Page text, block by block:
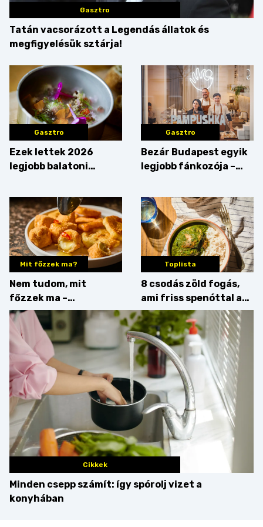
Gasztro
Tatán vacsorázott a Legendás állatok és
megfigyelésük sztárja!
Gasztro
Ezek lettek 2026
legjobb balatoni
végigkóstoltuk a
győzteseket
Gasztro
Bezár Budapest egyik
legjobb fánkozója –
Mit főzzek ma?
Nem tudom, mit
főzzek ma –
Főszerepben a
camembert
Toplista
8 csodás zöld fogás,
ami friss spenóttal az
igazi
Cikkek
Minden csepp számít: így spórolj vizet a
konyhában